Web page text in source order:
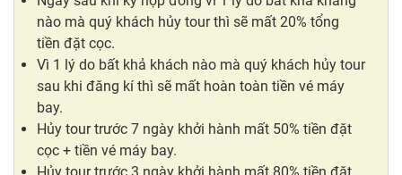
nào mà quý khách hủy tour thì sẽ mất 20% tổng
tiền đặt cọc.
Vì 1 lý do bất khả khách nào mà quý khách hủy tour
sau khi đăng kí thì sẽ mất hoàn toàn tiền vé máy
bay.
Hủy tour trước 7 ngày khởi hành mất 50% tiền đặt
cọc + tiền vé máy bay.